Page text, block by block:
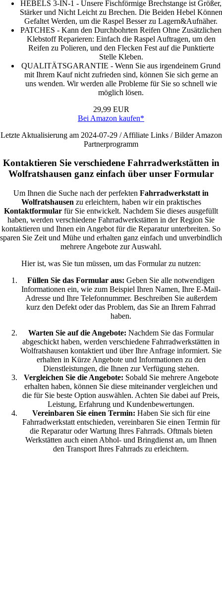
HEBELS 3-IN-1 - Unsere Fischförmige Brechstange ist Größer,
Stärker und Nicht Leicht zu Brechen. Die Beiden Hebel Können
Gefaltet Werden, um die Raspel Besser zu Lagern&Aufnäher.
PATCHES - Kann den Durchbohrten Reifen Ohne Zusätzlichen
Klebstoff Reparieren: Einfach die Raspel Auftragen, um den
Reifen zu Polieren, und den Flecken Fest auf die Punktierte
Stelle Kleben.
QUALITÄTSGARANTIE - Wenn Sie aus irgendeinem Grund
mit Ihrem Kauf nicht zufrieden sind, können Sie sich gerne an
uns wenden. Wir werden alle Probleme für Sie so schnell wie
möglich lösen.
29,99 EUR
Bei Amazon kaufen*
Letzte Aktualisierung am 2024-07-29 / Affiliate Links / Bilder Amazon
Partnerprogramm
Kontaktieren Sie verschiedene Fahrradwerkstätten in
Wolfratshausen ganz einfach über unser Formular
Um Ihnen die Suche nach der perfekten Fahrradwerkstatt in
Wolfratshausen zu erleichtern, haben wir ein praktisches
Kontaktformular für Sie entwickelt. Nachdem Sie dieses ausgefüllt
haben, werden verschiedene Fahrradwerkstätten in der Region Sie
kontaktieren und Ihnen ein Angebot für die Reparatur unterbreiten. So
sparen Sie Zeit und Mühe und erhalten ganz einfach und unverbindlich
mehrere Angebote zur Auswahl.
Hier ist, was Sie tun müssen, um das Formular zu nutzen:
Füllen Sie das Formular aus: Geben Sie alle notwendigen
Informationen ein, wie zum Beispiel Ihren Namen, Ihre E-Mail-
Adresse und Ihre Telefonnummer. Beschreiben Sie außerdem
kurz den Defekt oder das Problem, das Sie an Ihrem Fahrrad
haben.
Warten Sie auf die Angebote: Nachdem Sie das Formular
abgeschickt haben, werden verschiedene Fahrradwerkstätten in
Wolfratshausen kontaktiert und über Ihre Anfrage informiert. Sie
erhalten in Kürze Angebote und Informationen zu den
Dienstleistungen, die Ihnen zur Verfügung stehen.
Vergleichen Sie die Angebote: Sobald Sie mehrere Angebote
erhalten haben, können Sie diese miteinander vergleichen und
die für Sie beste Option auswählen. Achten Sie dabei auf Preis,
Leistung, Erfahrung und Kundenbewertungen.
Vereinbaren Sie einen Termin: Haben Sie sich für eine
Fahrradwerkstatt entschieden, vereinbaren Sie einen Termin für
die Reparatur oder Wartung Ihres Fahrrads. Oftmals bieten
Werkstätten auch einen Abhol- und Bringdienst an, um Ihnen
den Transport Ihres Fahrrads zu erleichtern.